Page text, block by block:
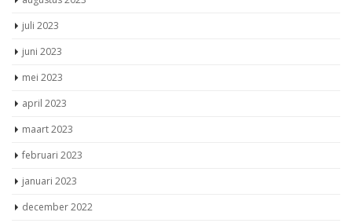
juli 2023
juni 2023
mei 2023
april 2023
maart 2023
februari 2023
januari 2023
december 2022